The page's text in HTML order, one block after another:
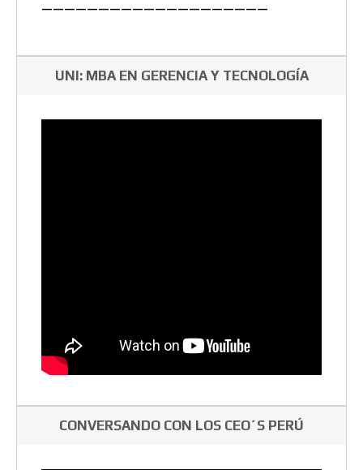
————————————————————
UNI: MBA EN GERENCIA Y TECNOLOGÍA
CONVERSANDO CON LOS CEO´S PERÚ